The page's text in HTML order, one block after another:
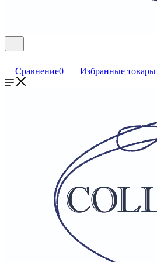
Сравнение0 Избранные товары